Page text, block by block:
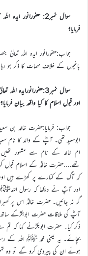
سوال نمبر2: حضورانور
فرمایا؟
جواب:حضورانور ایدہ اللہ
باغیوں کے خلاف مہمات کا ذکر ہو رہا
سوال
اور قبول اسلام کا کیا واقعہ بیان فرمایا؟
جواب: فرمایا:حضرت خالد بن
ابوسعید تھی۔ آپؓ کے والد کا نام
ام خالد کے نام سے مشہور
تھے….حضرت خالدؓ کے اسلام قبول
کہ آگ کے کنارے پر کھڑے ہیں
اور آپؓ نے دیکھا کہ رسول
گر نہ جائیں۔ حضرت خالدؓ اس پر
آپؓ کی ملاقات حضرت ابوبکرؓکے
ذکر کیا۔ حضرت ابوبکرؓنے کہا کہ تم
بچائے۔ یہ یعنی محمد ﷺ اللہ کے
ہوئے ان کی پیروی کرو گے تو وہ